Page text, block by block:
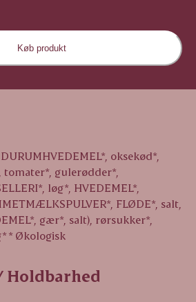
Køb produkt
oksekød*,
tomater*, gulerødder*,
løg*, HVEDEMEL*,
FLØDE*, salt,
gær*, salt), rørsukker*,
* Økologisk
Holdbarhed